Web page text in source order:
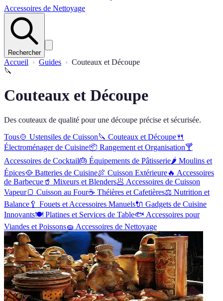
Accessoires de Nettoyage
Rechercher
Accueil Guides
Couteaux et Découpe
🔪
Couteaux et Découpe
Des couteaux de qualité pour une découpe précise et sécurisée.
Tous🍲 Ustensiles de Cuisson🔪 Couteaux et Découpe🍴
Électroménager de Cuisine📦 Rangement et Organisation🍸
Accessoires de Cocktail🎂 Équipements de Pâtisserie🌶 Moulins et
Épices🥘 Batteries de Cuisine🍖 Cuisson Extérieure🔥 Accessoires
de Barbecue 🥤 Mixeurs et Blenders🥟 Accessoires de Cuisson
Vapeur🍞 Cuisson au Four☕ Théières et Cafetières⚖️ Nutrition et
Balance 🥄 Fouets et Accessoires Manuels🔌 Gadgets de Cuisine
Innovants🍽 Platines et Services de Table🐟 Accessoires pour
Viandes et Poissons🧽 Accessoires de Nettoyage